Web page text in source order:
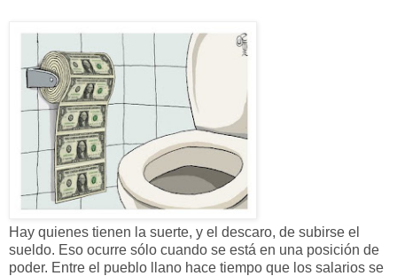
Hay quienes tienen la suerte, y el descaro, de subirse el
sueldo. Eso ocurre sólo cuando se está en una posición de
poder. Entre el pueblo llano hace tiempo que los salarios se